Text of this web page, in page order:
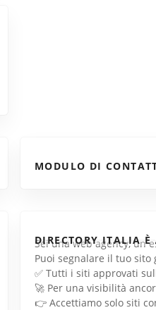
MODULO DI
DIRECTORY ITALIA
Sei una web agency, un
Puoi segnalare il tuo sito
✅ Tutti i siti approvati
🚀 Per una visibilità
👉 Accettiamo solo siti